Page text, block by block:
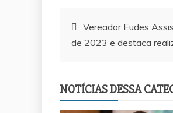
Navegação
de
Post
Vereador Eudes
de 2023 e destaca
NOTÍCIAS DESSA